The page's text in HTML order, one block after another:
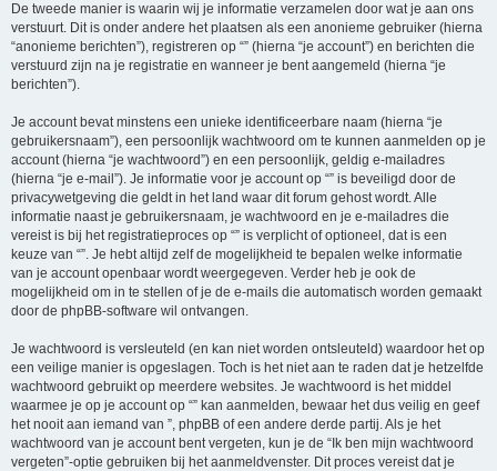
De tweede manier is waarin wij je informatie verzamelen door wat je aan ons
verstuurt. Dit is onder andere het plaatsen als een anonieme gebruiker (hierna
“anonieme berichten”), registreren op “” (hierna “je account”) en berichten die
verstuurd zijn na je registratie en wanneer je bent aangemeld (hierna “je
berichten”).
Je account bevat minstens een unieke identificeerbare naam (hierna “je
gebruikersnaam”), een persoonlijk wachtwoord om te kunnen aanmelden op je
account (hierna “je wachtwoord”) en een persoonlijk, geldig e-mailadres
(hierna “je e-mail”). Je informatie voor je account op “” is beveiligd door de
privacywetgeving die geldt in het land waar dit forum gehost wordt. Alle
informatie naast je gebruikersnaam, je wachtwoord en je e-mailadres die
vereist is bij het registratieproces op “” is verplicht of optioneel, dat is een
keuze van “”. Je hebt altijd zelf de mogelijkheid te bepalen welke informatie
van je account openbaar wordt weergegeven. Verder heb je ook de
mogelijkheid om in te stellen of je de e-mails die automatisch worden gemaakt
door de phpBB-software wil ontvangen.
Je wachtwoord is versleuteld (en kan niet worden ontsleuteld) waardoor het op
een veilige manier is opgeslagen. Toch is het niet aan te raden dat je hetzelfde
wachtwoord gebruikt op meerdere websites. Je wachtwoord is het middel
waarmee je op je account op “” kan aanmelden, bewaar het dus veilig en geef
het nooit aan iemand van ”, phpBB of een andere derde partij. Als je het
wachtwoord van je account bent vergeten, kun je de “Ik ben mijn wachtwoord
vergeten”-optie gebruiken bij het aanmeldvenster. Dit proces vereist dat je